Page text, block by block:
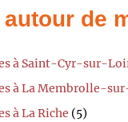
de
à Saint-Cyr-sur-
à La Membrolle-
à La Riche (5)